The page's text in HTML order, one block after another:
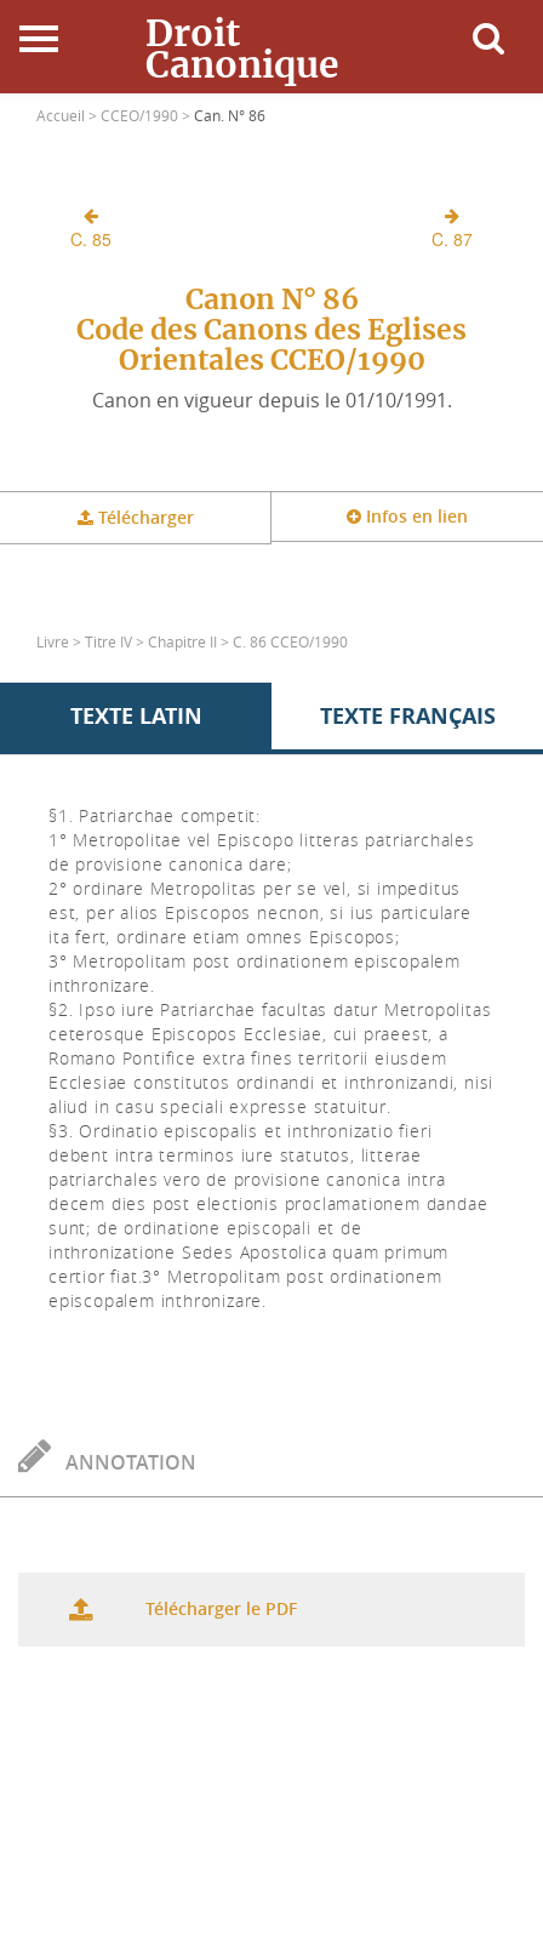
Droit
Canonique
Accueil
Ressources
Connexion
Accueil > CCEO/1990 > Can. N° 86
C. 85 C. 87
Canon N° 86
Code des Canons des Eglises
Orientales CCEO/1990
Canon en vigueur depuis le 01/10/1991.
Télécharger Infos en lien
Livre > Titre IV > Chapitre II > C. 86 CCEO/1990
TEXTE LATIN TEXTE FRANÇAIS
§1. Patriarchae competit:
1° Metropolitae vel Episcopo litteras patriarchales
de provisione canonica dare;
2° ordinare Metropolitas per se vel, si impeditus
est, per alios Episcopos necnon, si ius particulare
ita fert, ordinare etiam omnes Episcopos;
3° Metropolitam post ordinationem episcopalem
inthronizare.
§2. Ipso iure Patriarchae facultas datur Metropolitas
ceterosque Episcopos Ecclesiae, cui praeest, a
Romano Pontifice extra fines territorii eiusdem
Ecclesiae constitutos ordinandi et inthronizandi, nisi
aliud in casu speciali expresse statuitur.
§3. Ordinatio episcopalis et inthronizatio fieri
debent intra terminos iure statutos, litterae
patriarchales vero de provisione canonica intra
decem dies post electionis proclamationem dandae
sunt; de ordinatione episcopali et de
inthronizatione Sedes Apostolica quam primum
certior fiat.3° Metropolitam post ordinationem
episcopalem inthronizare.
ANNOTATION
Télécharger le PDF